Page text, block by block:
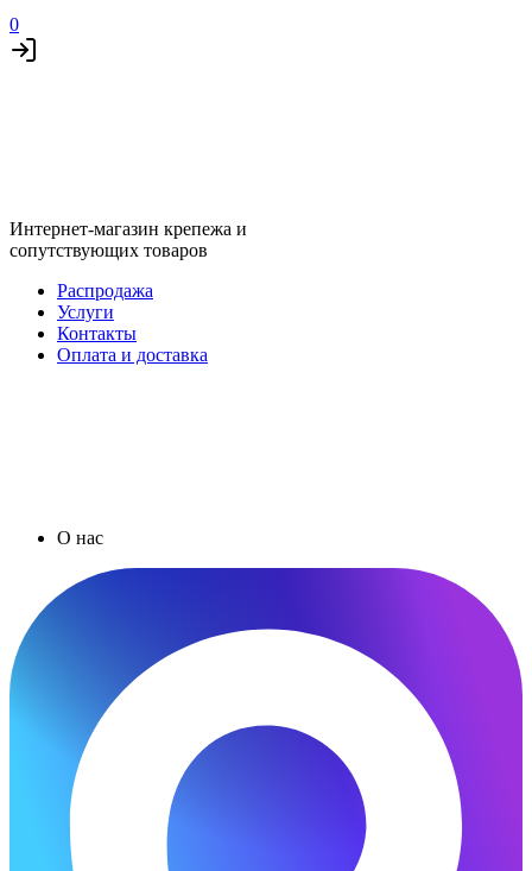
0
Интернет-магазин крепежа и
сопутствующих товаров
Распродажа
Услуги
Контакты
Оплата и доставка
О нас